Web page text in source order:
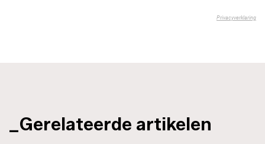
_Gerelateerde artikelen